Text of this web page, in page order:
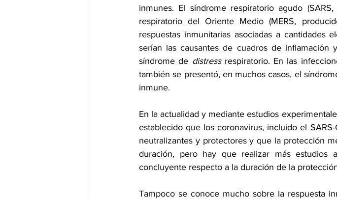
inmunes. El síndrome respiratorio agudo
respiratorio del Oriente Medio (MERS,
respuestas inmunitarias asociadas a cantidades
serían las causantes de cuadros de
síndrome de distress respiratorio. En las
también se presentó, en muchos casos, el
inmune.
En la actualidad y mediante estudios
establecido que los coronavirus, incluido el
neutralizantes y protectores y que la protección
duración, pero hay que realizar más estudios
concluyente respecto a la duración de la
Tampoco se conoce mucho sobre la respuesta